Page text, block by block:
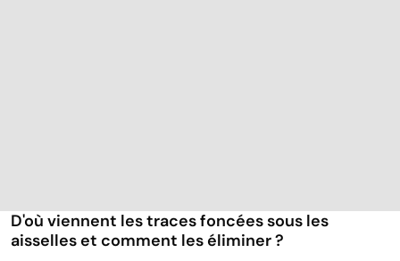
D'où viennent les traces foncées sous les
aisselles et comment les éliminer ?